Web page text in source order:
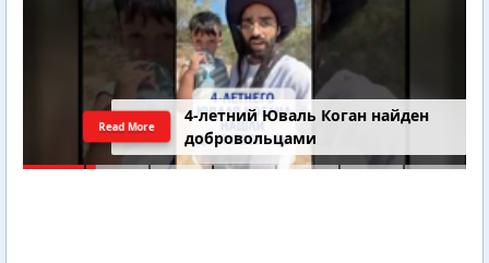
4-летний Юваль Коган найден
добровольцами
Read More